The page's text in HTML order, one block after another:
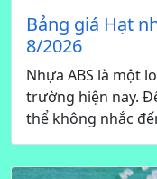
Bảng giá Hạt
8/2026
Nhựa ABS là một
trường hiện nay.
thể không nhắc